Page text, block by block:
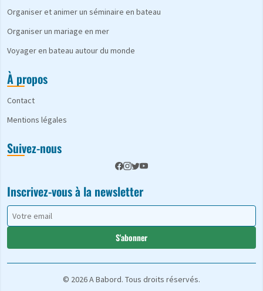
Organiser et animer un séminaire en bateau
Organiser un mariage en mer
Voyager en bateau autour du monde
À propos
Contact
Mentions légales
Suivez-nous
Inscrivez-vous à la newsletter
S'abonner
© 2026 A Babord. Tous droits réservés.